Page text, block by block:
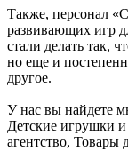
Также, персонал
развивающих игр
стали делать так,
но еще и
другое.
У нас вы найдете
Детские игрушки
агентство, Товары